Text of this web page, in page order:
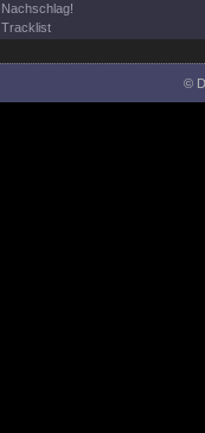
Nachschlag!
Tracklist
©